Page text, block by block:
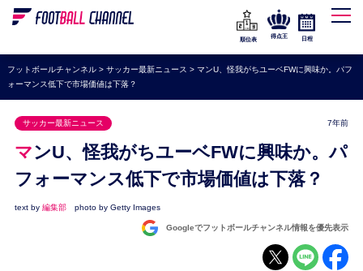
WEリーグ
海外サッカー
プレミアリーグ
ラ・リーガ
セリエA
ブンデスリーガ
UEFA
ナショナルチーム
順位表
得点王 日程
フットボールチャンネル> サッカー最新ニュース > マンU、怪我がちユーベFWに興味か。パフ
ォーマンス低下で市場価値は下落？
サッカー最新ニュース 7年前
マンU、怪我がちユーベFWに興味か。パ
フォーマンス低下で市場価値は下落？
text by 編集部 photo by Getty Images
Googleでフットボールチャンネル情報を優先表示